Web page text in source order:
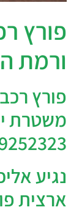
פורץ
ורמת
פורץ
נגיע
ארצית